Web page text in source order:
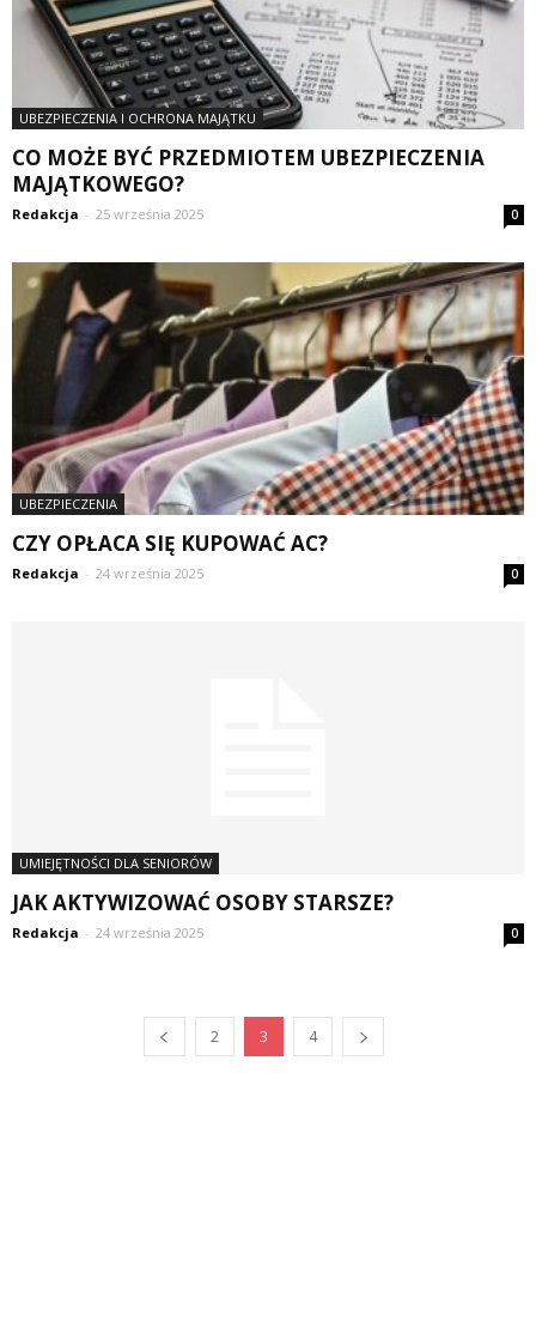
UBEZPIECZENIA I OCHRONA MAJĄTKU
CO MOŻE BYĆ PRZEDMIOTEM UBEZPIECZENIA
MAJĄTKOWEGO?
Redakcja - 25 września 2025 0
UBEZPIECZENIA
CZY OPŁACA SIĘ KUPOWAĆ AC?
Redakcja - 24 września 2025 0
UMIEJĘTNOŚCI DLA SENIORÓW
JAK AKTYWIZOWAĆ OSOBY STARSZE?
Redakcja - 24 września 2025 0
2 3 4